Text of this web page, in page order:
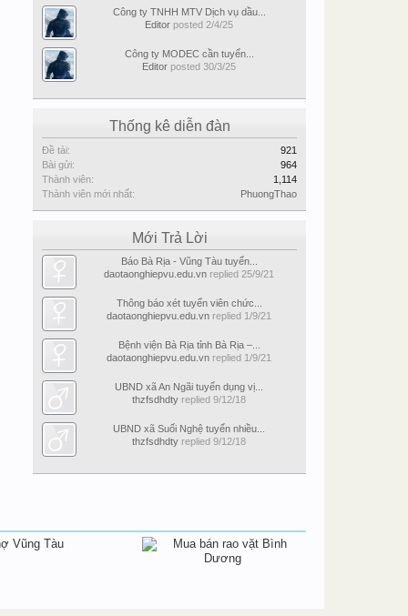
Công ty TNHH MTV Dịch vụ dầu...
Editor posted 2/4/25
Công ty MODEC cần tuyển...
Editor posted 30/3/25
Thống kê diễn đàn
Đề tài:
921
Bài gửi:
964
Thành viên:
1,114
Thành viên mới nhất:
PhuongThao
Mới Trả Lời
Báo Bà Rịa - Vũng Tàu tuyển...
daotaonghiepvu.edu.vn replied 25/9/21
Thông báo xét tuyển viên chức...
daotaonghiepvu.edu.vn replied 1/9/21
Bệnh viện Bà Rịa tỉnh Bà Rịa –...
daotaonghiepvu.edu.vn replied 1/9/21
UBND xã An Ngãi tuyển dụng vị...
thzfsdhdty replied 9/12/18
UBND xã Suối Nghệ tuyển nhiều...
thzfsdhdty replied 9/12/18